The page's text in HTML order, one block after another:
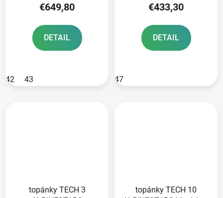
€649,80
DETAIL
42 43
€433,30
DETAIL
47
topánky TECH 3
topánky TECH 10